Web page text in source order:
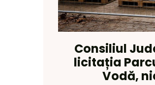
Consiliul
licitația
Vodă,